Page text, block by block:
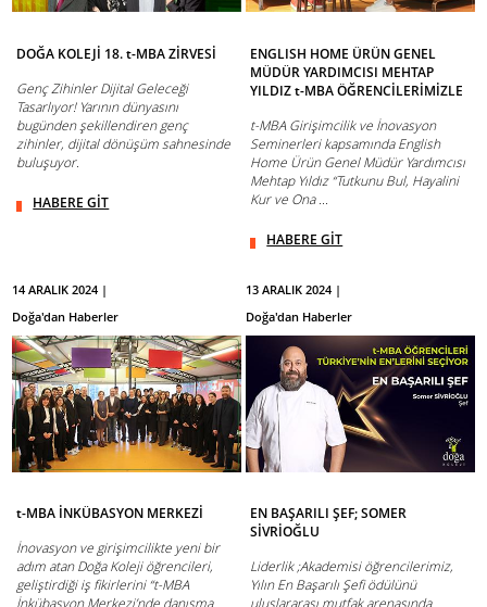
DOĞA KOLEJİ 18. t-MBA ZİRVESİ
Genç Zihinler Dijital Geleceği
Tasarlıyor! Yarının dünyasını
bugünden şekillendiren genç
zihinler, dijital dönüşüm sahnesinde
buluşuyor.
HABERE GİT
ENGLISH HOME ÜRÜN GENEL
MÜDÜR YARDIMCISI MEHTAP
YILDIZ t-MBA ÖĞRENCİLERİMİZLE
t-MBA Girişimcilik ve İnovasyon
Seminerleri kapsamında English
Home Ürün Genel Müdür Yardımcısı
Mehtap Yıldız “Tutkunu Bul, Hayalini
Kur ve Ona ...
HABERE GİT
14 ARALIK 2024 |
Doğa'dan Haberler
t-MBA İNKÜBASYON MERKEZİ
İnovasyon ve girişimcilikte yeni bir
adım atan Doğa Koleji öğrencileri,
geliştirdiği iş fikirlerini “t-MBA
13 ARALIK 2024 |
Doğa'dan Haberler
EN BAŞARILI ŞEF; SOMER
SİVRİOĞLU
Liderlik ;Akademisi öğrencilerimiz,
Yılın En Başarılı Şefi ödülünü